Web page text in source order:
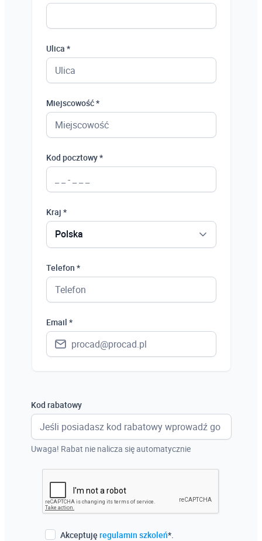
Ulica *
Miejscowość *
Kod pocztowy *
Kraj *
Polska
Telefon *
Email *
Kod rabatowy
Uwaga! Rabat nie nalicza się automatycznie
Akceptuję regulamin szkoleń*.
Polska
Ukraina
Niemcy
Wielka Brytania
Włochy
Francja
Szwecja
Holandia
Czechy